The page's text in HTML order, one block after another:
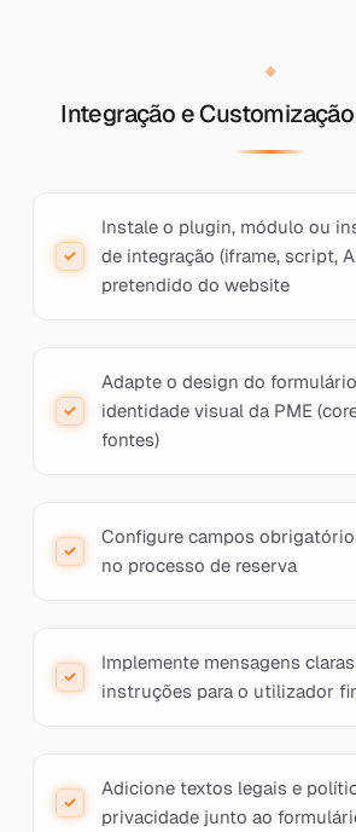
Integração e
Instale o plugin, módulo ou
de integração (iframe, script,
pretendido do website
Adapte o design do
identidade visual da PME
fontes)
Configure campos
no processo de reserva
Implemente mensagens
instruções para o utilizador
Adicione textos legais e
privacidade junto ao